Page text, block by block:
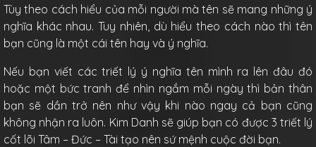
Tùy theo cách hiểu của mỗi người mà tên sẽ mang những ý
nghĩa khác nhau. Tuy nhiên, dù hiểu theo cách nào thì tên
bạn cũng là một cái tên hay và ý nghĩa.
Nếu bạn viết các triết lý ý nghĩa tên mình ra lên đâu đó
hoặc một bức tranh để nhìn ngắm mỗi ngày thì bản thân
bạn sẽ dần trở nên như vậy khi nào ngay cả bạn cũng
không nhận ra luôn. Kim Danh sẽ giúp bạn có được 3 triết lý
cốt lõi Tâm – Đức – Tài tạo nên sứ mệnh cuộc đời bạn.